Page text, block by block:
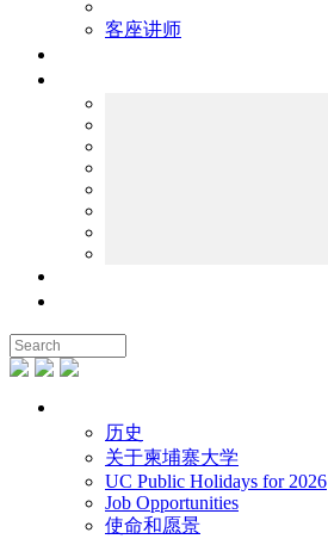
客座讲师
历史
关于柬埔寨大学
UC Public Holidays for 2026
Job Opportunities
使命和愿景